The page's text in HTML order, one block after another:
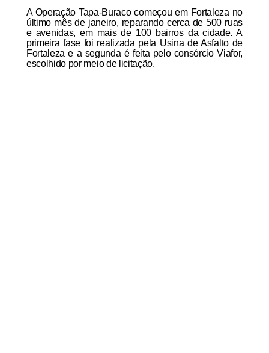
A Operação Tapa-Buraco começou em Fortaleza no
último mês de janeiro, reparando cerca de 500 ruas
e avenidas, em mais de 100 bairros da cidade. A
primeira fase foi realizada pela Usina de Asfalto de
Fortaleza e a segunda é feita pelo consórcio Viafor,
escolhido por meio de licitação.